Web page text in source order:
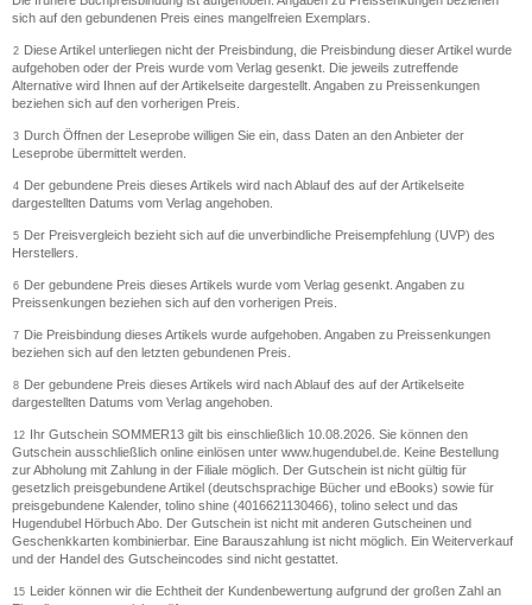
sich auf den gebundenen Preis eines mangelfreien Exemplars.
2 Diese Artikel unterliegen nicht der Preisbindung, die Preisbindung dieser Artikel wurde
aufgehoben oder der Preis wurde vom Verlag gesenkt. Die jeweils zutreffende
Alternative wird Ihnen auf der Artikelseite dargestellt. Angaben zu Preissenkungen
beziehen sich auf den vorherigen Preis.
3 Durch Öffnen der Leseprobe willigen Sie ein, dass Daten an den Anbieter der
Leseprobe übermittelt werden.
4 Der gebundene Preis dieses Artikels wird nach Ablauf des auf der Artikelseite
dargestellten Datums vom Verlag angehoben.
5 Der Preisvergleich bezieht sich auf die unverbindliche Preisempfehlung (UVP) des
Herstellers.
6 Der gebundene Preis dieses Artikels wurde vom Verlag gesenkt. Angaben zu
Preissenkungen beziehen sich auf den vorherigen Preis.
7 Die Preisbindung dieses Artikels wurde aufgehoben. Angaben zu Preissenkungen
beziehen sich auf den letzten gebundenen Preis.
8 Der gebundene Preis dieses Artikels wird nach Ablauf des auf der Artikelseite
dargestellten Datums vom Verlag angehoben.
12 Ihr Gutschein SOMMER13 gilt bis einschließlich 10.08.2026. Sie können den
Gutschein ausschließlich online einlösen unter www.hugendubel.de. Keine Bestellung
zur Abholung mit Zahlung in der Filiale möglich. Der Gutschein ist nicht gültig für
gesetzlich preisgebundene Artikel (deutschsprachige Bücher und eBooks) sowie für
preisgebundene Kalender, tolino shine (4016621130466), tolino select und das
Hugendubel Hörbuch Abo. Der Gutschein ist nicht mit anderen Gutscheinen und
Geschenkkarten kombinierbar. Eine Barauszahlung ist nicht möglich. Ein Weiterverkauf
und der Handel des Gutscheincodes sind nicht gestattet.
15 Leider können wir die Echtheit der Kundenbewertung aufgrund der großen Zahl an